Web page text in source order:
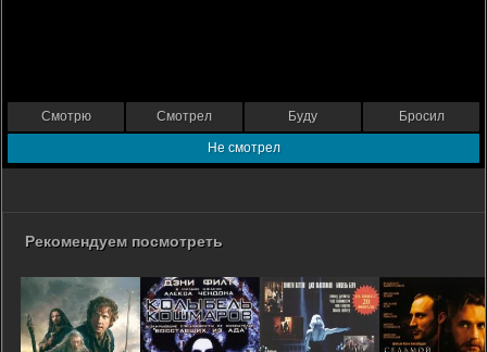
Смотрю Смотрел Буду Бросил
Не смотрел
Рекомендуем посмотреть